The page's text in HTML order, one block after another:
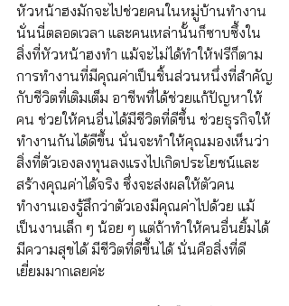
หัวหน้าฮงมักจะไปช่วยคนในหมู่บ้านทำงาน
นั่นนี่ตลอดเวลา และคนเหล่านั้นก็ซาบซึ้งใน
สิ่งที่หัวหน้าฮงทำ แม้จะไม่ได้ทำให้ฟรีก็ตาม
การทำงานที่มีคุณค่าเป็นชิ้นส่วนหนึ่งที่สำคัญ
กับชีวิตที่เติมเต็ม อาชีพที่ได้ช่วยแก้ปัญหาให้
คน ช่วยให้คนอื่นได้มีชีวิตที่ดีขึ้น ช่วยธุรกิจให้
ทำงานกันได้ดีขึ้น นั่นจะทำให้คุณมองเห็นว่า
สิ่งที่ตัวเองลงทุนลงแรงไปเกิดประโยชน์และ
สร้างคุณค่าได้จริง ซึ่งจะส่งผลให้ตัวคน
ทำงานเองรู้สึกว่าตัวเองมีคุณค่าไปด้วย แม้
เป็นงานเล็ก ๆ น้อย ๆ แต่ถ้าทำให้คนอื่นยิ้มได้
มีความสุขได้ มีชีวิตที่ดีขึ้นได้ นั่นคือสิ่งที่ดี
เยี่ยมมากเลยค่ะ